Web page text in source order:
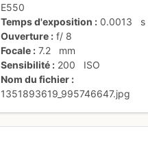
E550
Temps d'exposition
0.0013
s
Ouverture
f/8
Focale
7.2
mm
Sensibilité
200
ISO
Nom du fichier
1351893619_995746647.jpg